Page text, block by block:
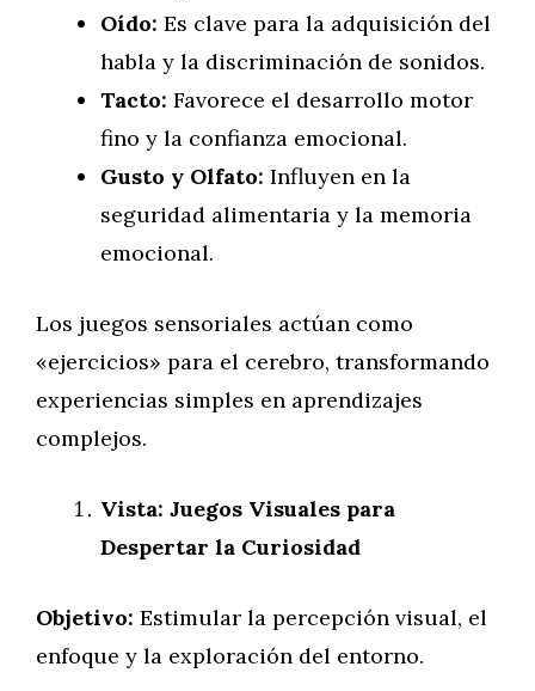
Oído: Es clave para la adquisición del
habla y la discriminación de sonidos.
Tacto: Favorece el desarrollo motor
fino y la confianza emocional.
Gusto y Olfato: Influyen en la
seguridad alimentaria y la memoria
emocional.
Los juegos sensoriales actúan como
«ejercicios» para el cerebro, transformando
experiencias simples en aprendizajes
complejos.
Vista: Juegos Visuales para
Despertar la Curiosidad
Objetivo: Estimular la percepción visual, el
enfoque y la exploración del entorno.